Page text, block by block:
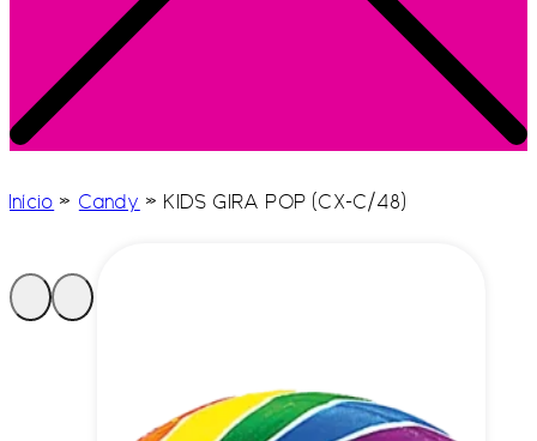
Início » Candy »KIDS GIRA POP (CX-C/48)